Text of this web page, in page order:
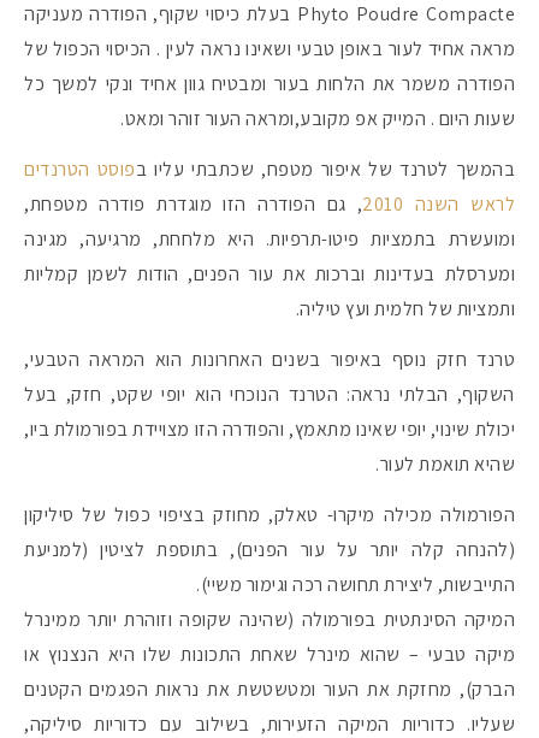
מקדמי הגנה
אומרים שאם
#הסטודיושלקורין
Phyto Poudre Compacte בעלת כיסוי שקוף, הפודרה מעניקה
מראה אחיד לעור באופן טבעי ושאינו נראה לעין . הכיסוי הכפול של
הפודרה משמר את הלחות בעור ומבטיח גוון אחיד ונקי למשך כל
שעות היום . המייק אפ מקובע,ומראה העור זוהר ומאט.
בהמשך לטרנד של איפור מטפח, שכתבתי עליו בפוסט הטרנדים
לראש השנה 2010
, גם הפודרה הזו מוגדרת פודרה מטפחת,
ומועשרת בתמציות פיטו-תרפיות. היא מלחחת, מרגיעה, מגינה
ומערסלת בעדינות וברכות את עור הפנים, הודות לשמן קמליות
ותמציות של חלמית ועץ טיליה.
טרנד חזק נוסף באיפור בשנים האחרונות הוא המראה הטבעי,
השקוף, הבלתי נראה: הטרנד הנוכחי הוא יופי שקט, חזק, בעל
יכולת שינוי, יופי שאינו מתאמץ, והפודרה הזו מצויידת בפורמולת ביו,
שהיא תואמת לעור.
הפורמולה מכילה מיקרו- טאלק, מחוזק בציפוי כפול של סיליקון
(להנחה קלה יותר על עור הפנים), בתוספת לציטין (למניעת
התייבשות, ליצירת תחושה רכה וגימור משיי).
המיקה הסינתטית בפורמולה (שהינה שקופה וזוהרת יותר ממינרל
מיקה טבעי – שהוא מינרל שאחת התכונות שלו היא הנצנוץ או
הברק), מחזקת את העור ומטשטשת את נראות הפגמים הקטנים
שעליו. כדוריות המיקה הזעירות, בשילוב עם כדוריות סיליקה,